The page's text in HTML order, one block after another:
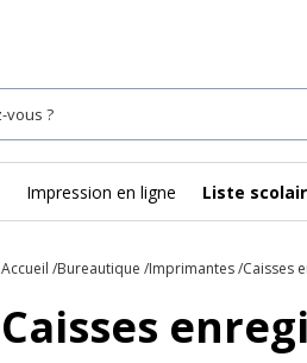
Impression en ligne Liste
Accueil Bureautique Imprimantes Caisses
Caisses